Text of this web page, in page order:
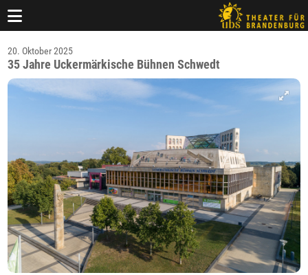
20. Oktober 2025
35 Jahre Uckermärkische Bühnen Schwedt